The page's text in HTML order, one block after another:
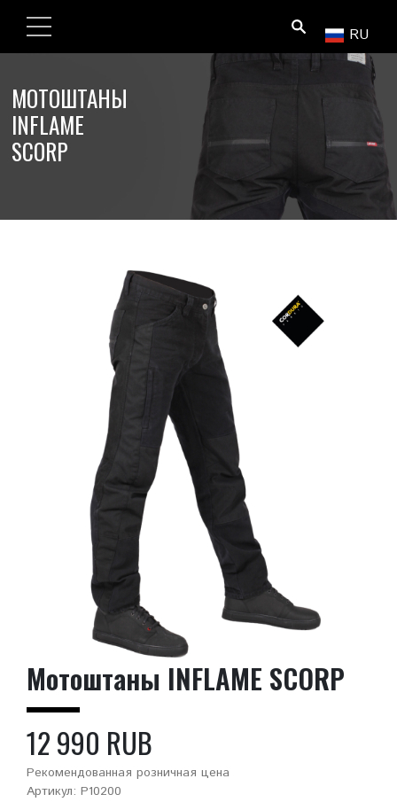
ПОИСК RU
МОТОШТАНЫ
INFLAME
SCORP
Мотоштаны INFLAME SCORP
12 990 RUB
Рекомендованная розничная цена
Артикул: P10200